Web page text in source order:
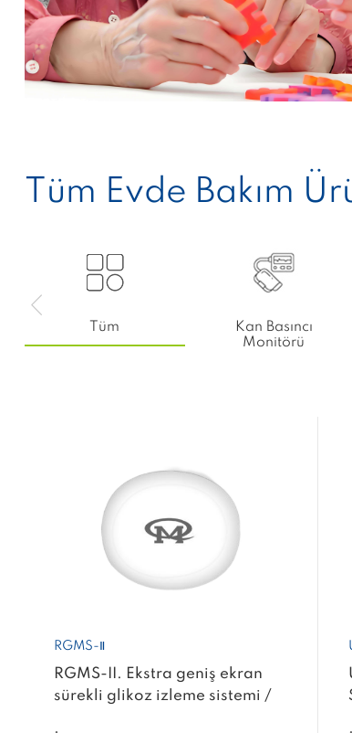
Tüm Evde Bakım
Tüm
Kan Basıncı
Monitörü
RGMS-Ⅱ
RGMS-II. Ekstra geniş ekran
sürekli glikoz izleme sistemi /